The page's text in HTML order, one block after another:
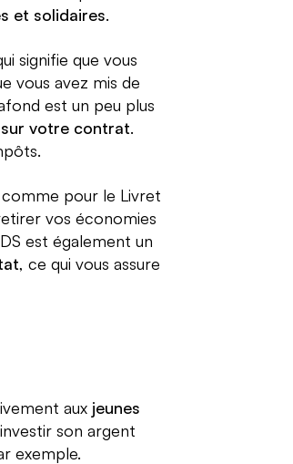
et solidaires.
signifie que vous
vous avez mis de
est un peu plus
sur votre contrat.
pour le Livret
vos économies
est également un
, ce qui vous assure
aux jeunes
son argent
exemple.